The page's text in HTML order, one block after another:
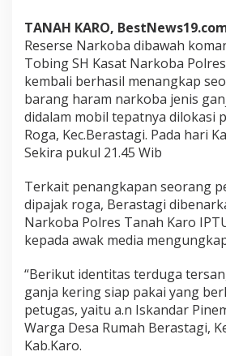
b
P
o
r
e
s
T
a
a
h
K
a
r
TANAH KARO,
Reserse Narkoba dibawah
Tobing SH Kasat Narkoba
kembali berhasil menangkap
barang haram narkoba jenis
didalam mobil tepatnya dilokasi
Roga, Kec.Berastagi. Pada hari
Sekira pukul 21.45 Wib
Terkait penangkapan seorang
dipajak roga, Berastagi
Narkoba Polres Tanah Karo
kepada awak media
“Berikut identitas terduga
ganja kering siap pakai yang
petugas, yaitu a.n Iskandar
Warga Desa Rumah Berastagi,
Kab.Karo.